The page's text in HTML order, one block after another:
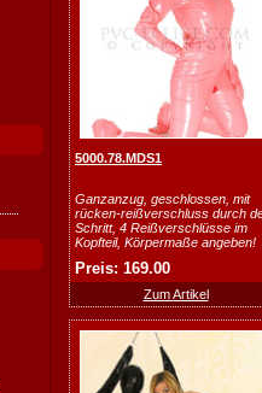
5000.78.MDS1
Ganzanzug, geschlossen, mit
rücken-reißverschluss durch
Schritt, 4 Reißverschlüsse im
Kopfteil, Körpermaße angeben!
Preis: 169.00
Zum Artikel